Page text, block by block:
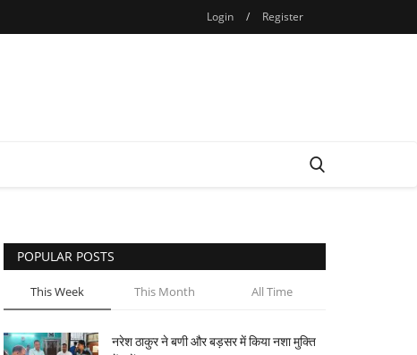
Login / Register
POPULAR POSTS
This Week This Month All Time
नरेश ठाकुर ने बणी और बड़सर में किया नशा मुक्ति